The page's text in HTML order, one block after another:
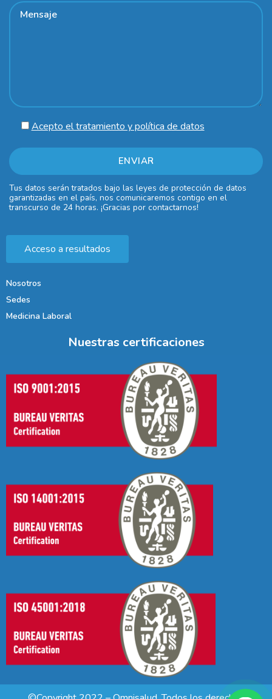
Acepto el tratamiento y política de datos
Tus datos serán tratados bajo las leyes de protección de datos
garantizadas en el país, nos comunicaremos contigo en el
transcurso de 24 horas. ¡Gracias por contactarnos!
Acceso a resultados
Nosotros
Sedes
Medicina Laboral
Nuestras certificaciones